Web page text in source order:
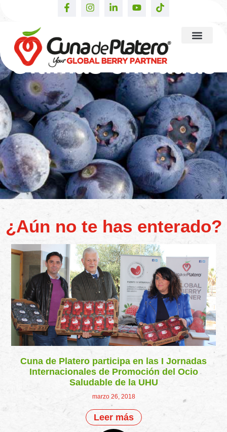
Últimas entradas
¿Aún no te has enterado?
Cuna de Platero participa en las I Jornadas
Internacionales de Promoción del Ocio
Saludable de la UHU
marzo 26, 2018
Leer más